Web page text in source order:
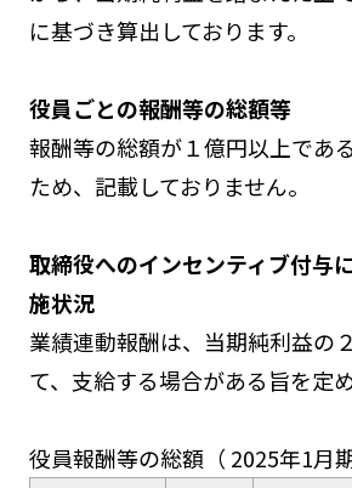
に基づき算出しております。
役員ごとの報酬等の総額等
報酬等の総額が１億円以上であ
ため、記載しておりません。
取締役へのインセンティブ付与
施状況
業績連動報酬は、当期純利益の
て、支給する場合がある旨を定
役員報酬等の総額（ 2025年1月期